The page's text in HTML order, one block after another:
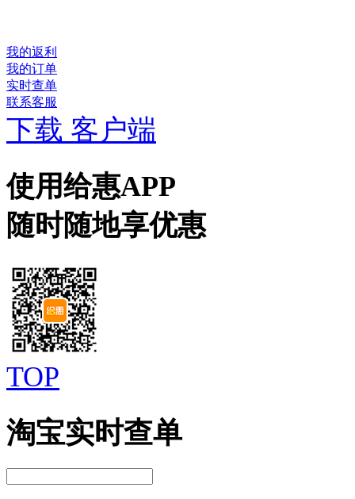
我的返利
我的订单
实时查单
联系客服
下载 客户端
使用给惠APP
随时随地享优惠
TOP
淘宝实时查单